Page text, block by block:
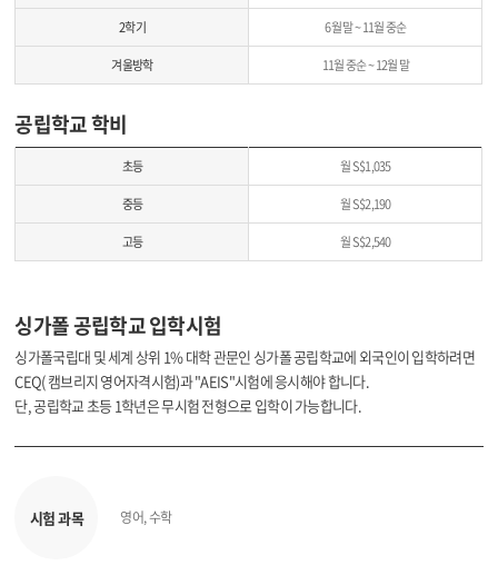
2학기
6월 말 ~ 11월 중순
겨울방학
11월 중순 ~ 12월 말
공립학교 학비
초등
월 S$1,035
중등
월 S$2,190
고등
월 S$2,540
싱가폴 공립학교 입학시험
싱가폴국립대 및 세계 상위 1% 대학 관문인 싱가폴 공립학교에 외국인이 입학하려면
CEQ( 캠브리지 영어자격시험)과 "AEIS"시험에 응시해야 합니다.
단, 공립학교 초등 1학년은 무시험 전형으로 입학이 가능합니다.
시험 과목 영어, 수학